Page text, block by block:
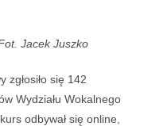
Jacek Juszko
zgłosiło się 142
Wydziału Wokalnego
odbywał się online,